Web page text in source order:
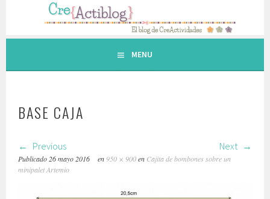
contenido.
MENU
BASE CAJA
Previous Next
Publicado 26 mayo 2016 en 950 × 900en Cajita de bombones sobre un
minipalet Artemio